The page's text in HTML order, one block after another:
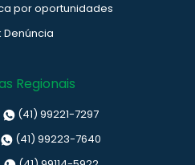
por oportunidades
Denúncia
Regionais
(41) 99221-7297
(41) 99223-7640